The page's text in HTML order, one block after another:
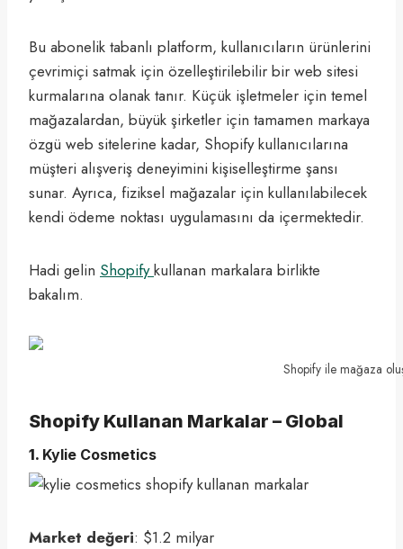
Bu abonelik tabanlı platform, kullanıcıların ürünlerini
çevrimiçi satmak için özelleştirilebilir bir web sitesi
kurmalarına olanak tanır. Küçük işletmeler için temel
mağazalardan, büyük şirketler için tamamen markaya
özgü web sitelerine kadar, Shopify kullanıcılarına
müşteri alışveriş deneyimini kişiselleştirme şansı
sunar. Ayrıca, fiziksel mağazalar için kullanılabilecek
kendi ödeme noktası uygulamasını da içermektedir.
Hadi gelin Shopifykullanan markalara birlikte
bakalım.
Shopify ile mağaza
Shopify Kullanan Markalar – Global
1. Kylie Cosmetics
Market değeri: $1.2 milyar